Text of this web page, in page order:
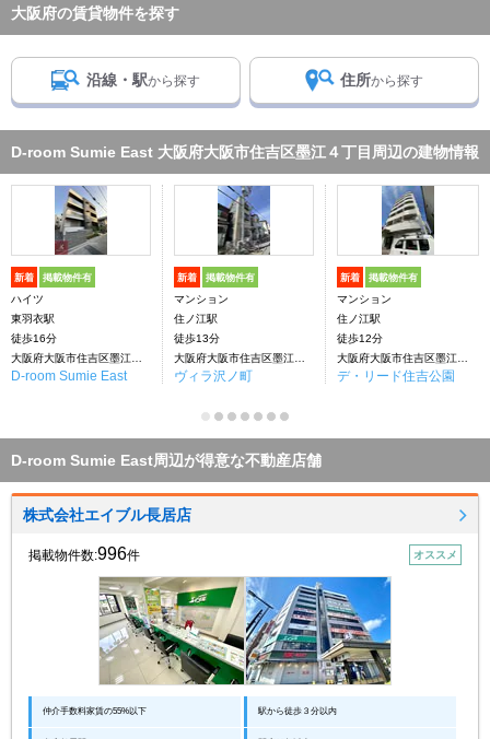
大阪府の賃貸物件を探す
沿線・駅から探す 住所から探す
D-room Sumie East 大阪府大阪市住吉区墨江４丁目周辺の建物情報
新着 掲載物件有
ハイツ
東羽衣駅
徒歩16分
D-room Sumie East
新着 掲載物件有
マンション
住ノ江駅
徒歩13分
ヴィラ沢ノ町
新着 掲載物件有
マンション
住ノ江駅
徒歩12分
デ・リード住吉公園
D-room Sumie East周辺が得意な不動産店舗
株式会社エイブル長居店
掲載物件数:996件 オススメ
仲介手数料家賃の55%以下 駅から徒歩３分以内